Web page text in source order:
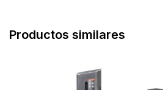
Productos similares